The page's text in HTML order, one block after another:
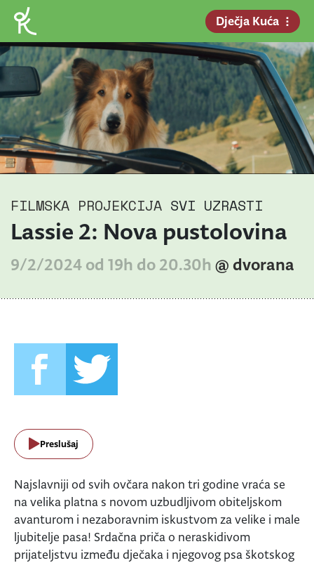
Dječja Kuća
FILMSKA PROJEKCIJA SVI UZRASTI
Lassie 2: Nova pustolovina
9/2/2024 od 19h do 20.30h @ dvorana
Preslušaj
Najslavniji od svih ovčara nakon tri godine vraća se
na velika platna s novom uzbudljivom obiteljskom
avanturom i nezaboravnim iskustvom za velike i male
ljubitelje pasa! Srdačna priča o neraskidivom
prijateljstvu između dječaka i njegovog psa škotskog